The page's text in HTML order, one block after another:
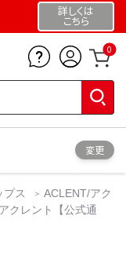
詳しくは
こちら
0
変更
プス
ACLENT/アク
レント【公式通